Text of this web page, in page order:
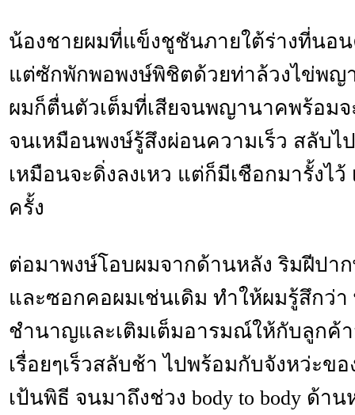
น้องชายผมที่แข็งชูชันภายใต้ร่างที่นอ
แต่ซักพักพอพงษ์พิชิตด้วยท่าล้วงไข่พญ
ผมก็ตื่นตัวเต็มที่เสียจนพญานาคพร้อมจ
จนเหมือนพงษ์รู้สึงผ่อนความเร็ว สลับไ
เหมือนจะดิ่งลงเหว แต่ก็มีเชือกมารั้งไ
ครั้ง
ต่อมาพงษ์โอบผมจากด้านหลัง ริมฝีปา
และซอกคอผมเช่นเดิม ทำให้ผมรู้สึกว่า
ชำนาญและเติมเต็มอารมณ์ให้กับลูกค้
เรื่อยๆเร็วสลับช้า ไปพร้อมกับจังหว่ะข
เป้นพิธี จนมาถึงช่วง body to body ด้า